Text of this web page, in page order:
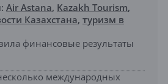
Air Astana, Kazakh Tourism,
Казахстана, туризм в
финансовые результаты
международных